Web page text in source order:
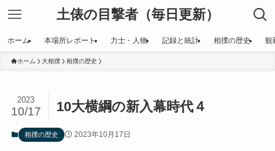
土俵の目撃者（毎日更新）
ホーム 本場所レポート 力士・人物 記録と統計 相撲の歴史 観
ホーム 大相撲 相撲の歴史
10大横綱の新入幕時代４
2023
10/17
相撲の歴史 2023年10月17日